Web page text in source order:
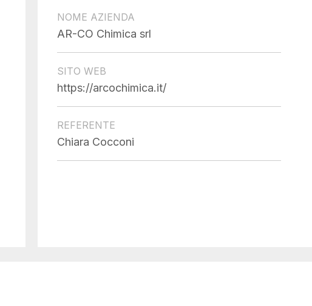
NOME AZIENDA
AR-CO Chimica srl
SITO WEB
https://arcochimica.it/
REFERENTE
Chiara Cocconi